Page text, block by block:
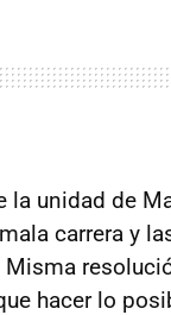
la unidad de
carrera y
Misma
hacer lo